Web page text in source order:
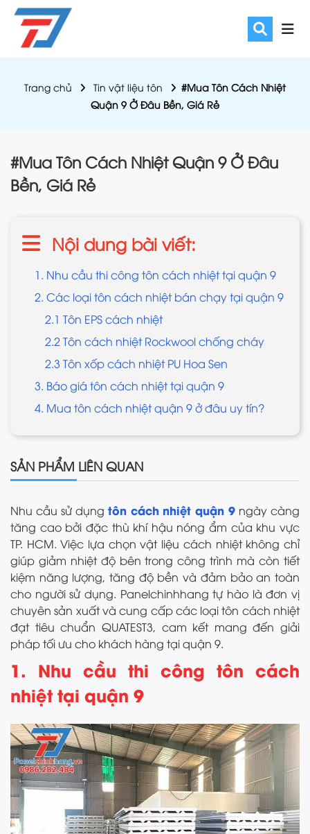
Trang chủ Tin vật liệu tôn
#Mua Tôn Cách Nhiệt
Quận 9 Ở Đâu Bền, Giá Rẻ
#Mua Tôn Cách Nhiệt Quận 9 Ở Đâu
Bền, Giá Rẻ
Nội dung bài viết:
1. Nhu cầu thi công tôn cách nhiệt tại quận 9
2. Các loại tôn cách nhiệt bán chạy tại quận 9
2.1 Tôn EPS cách nhiệt
2.2 Tôn cách nhiệt Rockwool chống cháy
2.3 Tôn xốp cách nhiệt PU Hoa Sen
3. Báo giá tôn cách nhiệt tại quận 9
4. Mua tôn cách nhiệt quận 9 ở đâu uy tín?
SẢN PHẨM LIÊN QUAN
Nhu cầu sử dụng tôn cách nhiệt quận 9 ngày càng
tăng cao bởi đặc thù khí hậu nóng ẩm của khu vực
TP. HCM. Việc lựa chọn vật liệu cách nhiệt không chỉ
giúp giảm nhiệt độ bên trong công trình mà còn tiết
kiệm năng lượng, tăng độ bền và đảm bảo an toàn
cho người sử dụng. Panelchinhhang tự hào là đơn vị
chuyên sản xuất và cung cấp các loại tôn cách nhiệt
đạt tiêu chuẩn QUATEST3, cam kết mang đến giải
pháp tối ưu cho khách hàng tại quận 9.
1. Nhu cầu thi công tôn cách
nhiệt tại quận 9